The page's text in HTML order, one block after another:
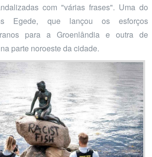
com "várias frases". Uma do
Egede, que lançou os esforços
para a Groenlândia e outra de
parte noroeste da cidade.